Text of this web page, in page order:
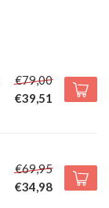
€79,00
€39,51
€69,95
€34,98